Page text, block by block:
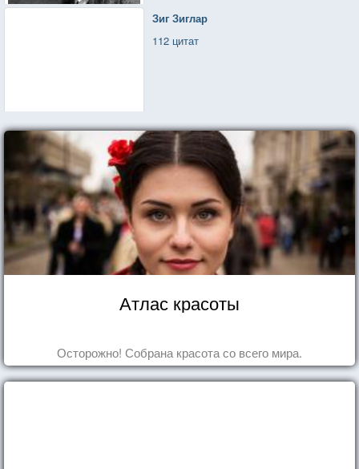
Зиг Зиглар
112 цитат
Атлас красоты
Осторожно! Собрана красота со всего мира.